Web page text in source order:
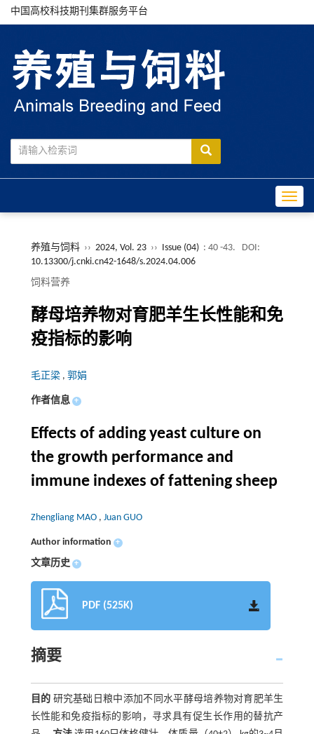
中国高校科技期刊集群服务平台
养殖与饲料 ›› 2024, Vol. 23 ›› Issue (04) : 40 -43.
DOI:
10.13300/j.cnki.cn42-1648/s.2024.04.006
饲料营养
酵母培养物对育肥羊生长性能和免
疫指标的影响
毛正梁 , 郭娟
作者信息 +
Effects of adding yeast culture on
the growth performance and
immune indexes of fattening sheep
Zhengliang MAO , Juan GUO
Author information +
文章历史 +
PDF (525K)
摘要
目的 研究基础日粮中添加不同水平酵母培养物对育肥羊生
长性能和免疫指标的影响，寻求具有促生长作用的替抗产